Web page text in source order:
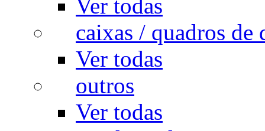
Ver todas
caixas / quadros de
Ver todas
outros
Ver todas